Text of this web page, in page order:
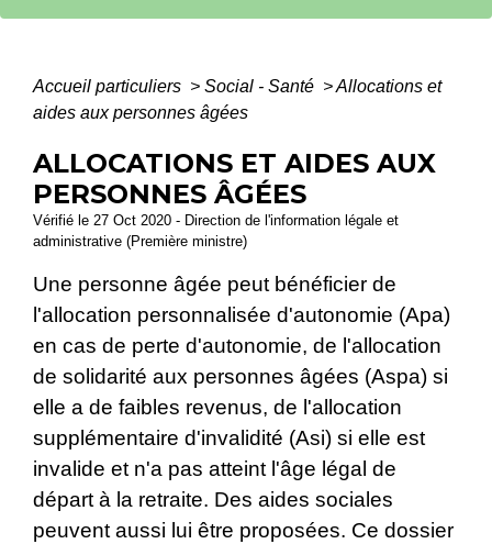
Accueil particuliers > Social - Santé >Allocations et
aides aux personnes âgées
ALLOCATIONS ET AIDES AUX
PERSONNES ÂGÉES
Vérifié le 27 Oct 2020 - Direction de l'information légale et
administrative (Première ministre)
Une personne âgée peut bénéficier de
l'allocation personnalisée d'autonomie (Apa)
en cas de perte d'autonomie, de l'allocation
de solidarité aux personnes âgées (Aspa) si
elle a de faibles revenus, de l'allocation
supplémentaire d'invalidité (Asi) si elle est
invalide et n'a pas atteint l'âge légal de
départ à la retraite. Des aides sociales
peuvent aussi lui être proposées. Ce dossier